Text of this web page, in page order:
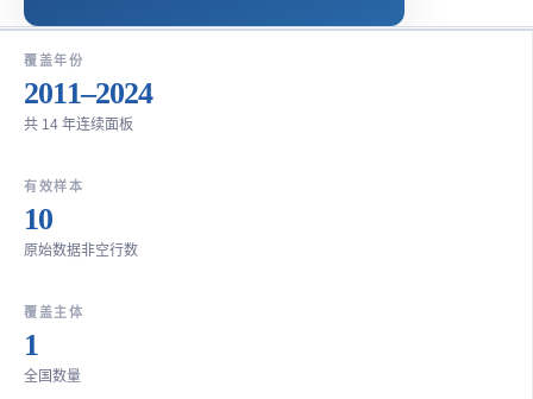
覆盖年份
2011–2024
共 14 年连续面板
有效样本
10
原始数据非空行数
覆盖主体
1
全国数量